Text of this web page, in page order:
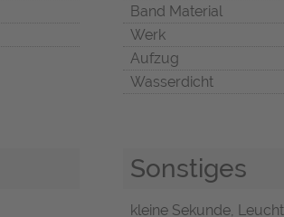
Band Material
Werk
Aufzug
Wasserdicht
Sonstiges
kleine Sekunde,